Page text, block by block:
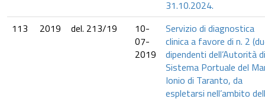
31.10.2024.
113
2019 del. 213/19
10-
07-
2019
Servizio di diagnostica
clinica a favore di n. 2
dipendenti dell’Autorità di
Sistema Portuale del
Ionio di Taranto, da
espletarsi nell’ambito